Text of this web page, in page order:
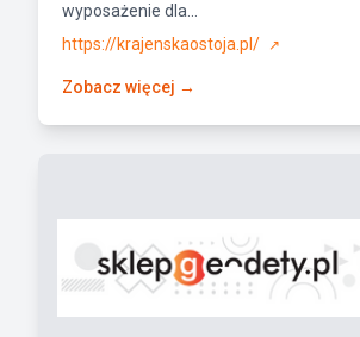
wyposażenie dla...
https://krajenskaostoja.pl/
↗
Zobacz więcej →